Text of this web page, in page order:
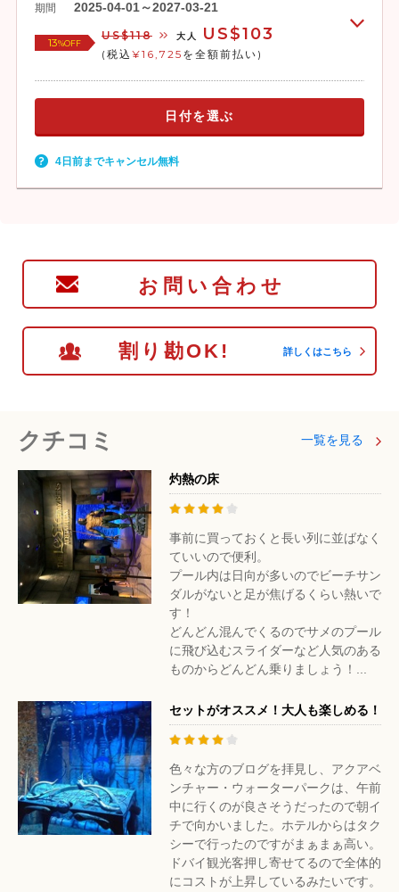
期間 2025-04-01～2027-03-21
13%OFF
US$118 大人 US$103
(税込 ¥16,725 を全額前払い)
日付を選ぶ
4日前までキャンセル無料
お問い合わせ
割り勘OK! 詳しくはこちら
クチコミ 一覧を見る
灼熱の床
事前に買っておくと長い列に並ばなく
ていいので便利。
プール内は日向が多いのでビーチサン
ダルがないと足が焦げるくらい熱いで
す！
どんどん混んでくるのでサメのプール
に飛び込むスライダーなど人気のある
ものからどんどん乗りましょう！...
セットがオススメ！大人も楽しめる！
色々な方のブログを拝見し、アクアベ
ンチャー・ウォーターパークは、午前
中に行くのが良さそうだったので朝イ
チで向かいました。ホテルからはタク
シーで行ったのですがまぁまぁ高い。
ドバイ観光客押し寄せてるので全体的
にコストが上昇しているみたいです。